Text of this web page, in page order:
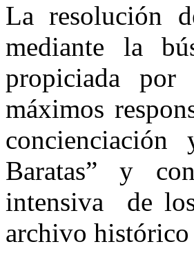
La resolución
mediante la
propiciada
máximos
Baratas” y
intensiva de
archivo